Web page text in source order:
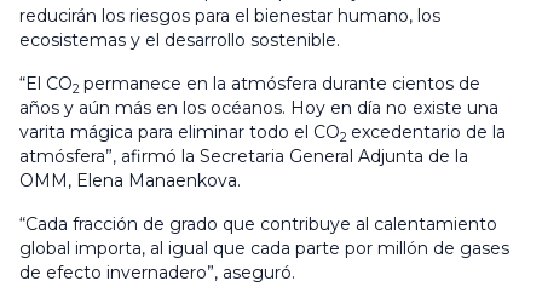
reducirán los riesgos para el bienestar humano, los
ecosistemas y el desarrollo sostenible.
“El CO2 permanece en la atmósfera durante cientos de
años y aún más en los océanos. Hoy en día no existe una
varita mágica para eliminar todo el CO2 excedentario de la
atmósfera”, afirmó la Secretaria General Adjunta de la
OMM, Elena Manaenkova.
“Cada fracción de grado que contribuye al calentamiento
global importa, al igual que cada parte por millón de gases
de efecto invernadero”, aseguró.